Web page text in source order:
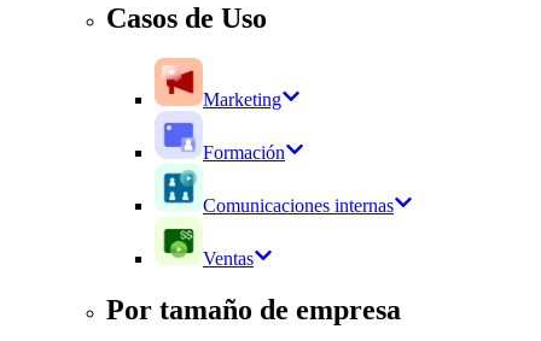
Casos de Uso
Marketing
Formación
Comunicaciones internas
Ventas
Por tamaño de empresa